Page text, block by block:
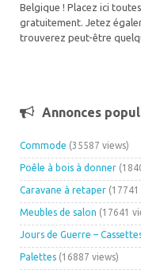
Belgique ! Placez ici
gratuitement. Jetez
trouverez peut-être
Annonces
Commode (35587 views)
Poêle à bois à donner
Caravane à retaper (17741
Meubles de salon (17641
Jours de Guerre – Cassettes
Palettes (16887 views)